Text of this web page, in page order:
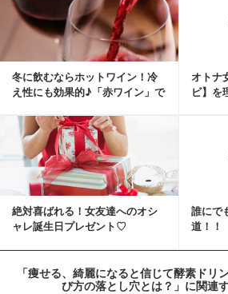
冬に飲むならホットワイン！冷
え性にも効果的♪「赤ワイン」で
オトナ
ビ】を
絶対喜ばれる！女友達へのオシ
ャレ誕生日プレゼント♡
誰にで
道！！
「痩せる、綺麗になると信じて酵素ドリ
び方の落とし穴とは？」 に関連